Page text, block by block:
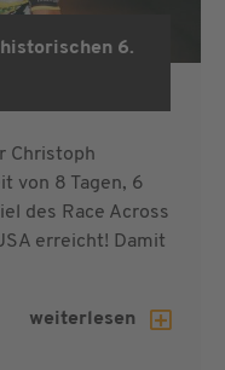
6.
Christoph
von 8 Tagen, 6
des Race Across
erreicht! Damit
weiterlesen